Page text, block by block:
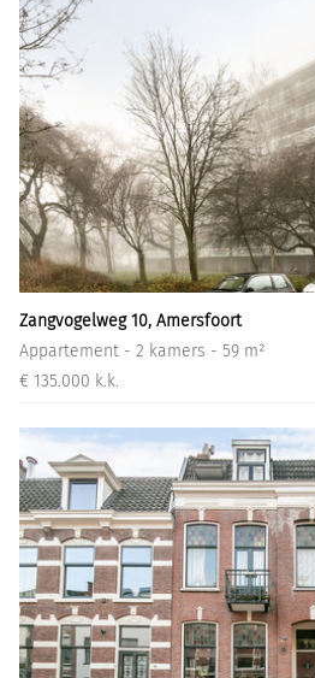
Zangvogelweg 10, Amersfoort
Appartement - 2 kamers - 59 m²
€ 135.000 k.k.